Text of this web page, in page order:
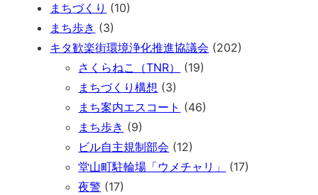
まちづくり (10)
まち歩き (3)
キタ歓楽街環境浄化推進協議会 (202)
さくらねこ（TNR）
(19)
まちづくり構想 (3)
まち案内エスコート (46)
まち歩き (9)
ビル自主規制部会 (12)
堂山町駐輪場「ウメチャリ」
(17)
夜警 (17)